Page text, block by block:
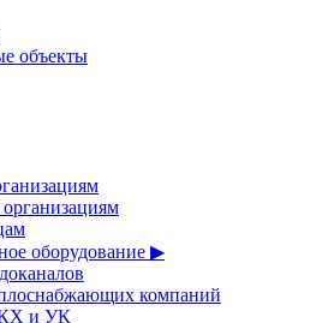
объекты
оборудование ▶
компаний
и УК